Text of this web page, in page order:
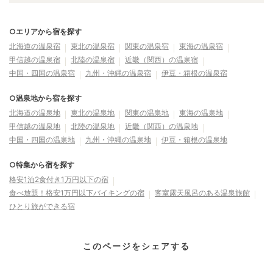
○エリアから宿を探す
北海道の温泉宿
東北の温泉宿 関東の温泉宿
東海の温泉宿
甲信越の温泉宿
北陸の温泉宿
近畿（関西）の温泉宿
中国・四国の温泉宿
九州・沖縄の温泉宿 伊豆・箱根の温泉宿
○温泉地から宿を探す
北海道の温泉地
東北の温泉地 関東の温泉地
東海の温泉地
甲信越の温泉地
北陸の温泉地
近畿（関西）の温泉地
中国・四国の温泉地
九州・沖縄の温泉地 伊豆・箱根の温泉地
○特集から宿を探す
格安1泊2食付き1万円以下の宿
食べ放題！格安1万円以下バイキングの宿
客室露天風呂のある温泉旅館
ひとり旅ができる宿
このページをシェアする